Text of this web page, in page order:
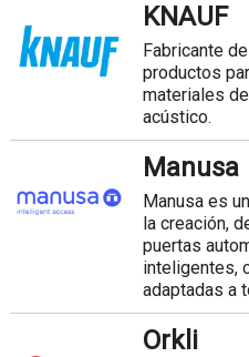
KNAUF
Fabricante
productos
materiales
acústico.
Manusa
Manusa es
la creación,
puertas
inteligentes,
adaptadas a
Orkli